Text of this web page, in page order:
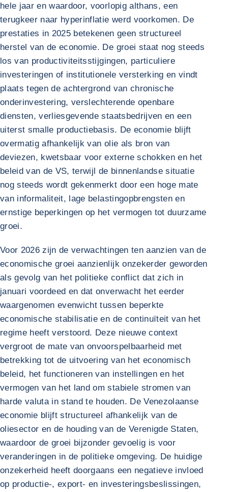
hele jaar en waardoor, voorlopig althans, een
terugkeer naar hyperinflatie werd voorkomen. De
prestaties in 2025 betekenen geen structureel
herstel van de economie. De groei staat nog steeds
los van productiviteitsstijgingen, particuliere
investeringen of institutionele versterking en vindt
plaats tegen de achtergrond van chronische
onderinvestering, verslechterende openbare
diensten, verliesgevende staatsbedrijven en een
uiterst smalle productiebasis. De economie blijft
overmatig afhankelijk van olie als bron van
deviezen, kwetsbaar voor externe schokken en het
beleid van de VS, terwijl de binnenlandse situatie
nog steeds wordt gekenmerkt door een hoge mate
van informaliteit, lage belastingopbrengsten en
ernstige beperkingen op het vermogen tot duurzame
groei.
Voor 2026 zijn de verwachtingen ten aanzien van de
economische groei aanzienlijk onzekerder geworden
als gevolg van het politieke conflict dat zich in
januari voordeed en dat onverwacht het eerder
waargenomen evenwicht tussen beperkte
economische stabilisatie en de continuïteit van het
regime heeft verstoord. Deze nieuwe context
vergroot de mate van onvoorspelbaarheid met
betrekking tot de uitvoering van het economisch
beleid, het functioneren van instellingen en het
vermogen van het land om stabiele stromen van
harde valuta in stand te houden. De Venezolaanse
economie blijft structureel afhankelijk van de
oliesector en de houding van de Verenigde Staten,
waardoor de groei bijzonder gevoelig is voor
veranderingen in de politieke omgeving. De huidige
onzekerheid heeft doorgaans een negatieve invloed
op productie-, export- en investeringsbeslissingen,